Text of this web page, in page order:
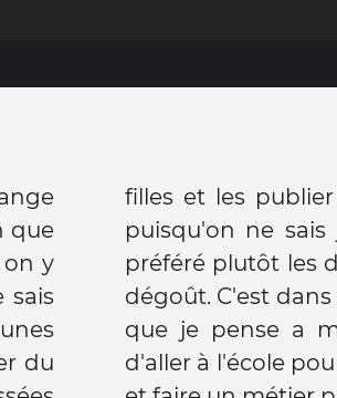
que
y
sais
du
j'ai
de
là